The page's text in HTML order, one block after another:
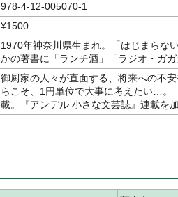
978-4-12-005070-1
¥1500
1970年神奈川県生まれ。「はじまらな
かの著書に「ランチ酒」「ラジオ・ガ
御厨家の人々が直面する、将来への不
らこそ、1円単位で大事に考えたい…。
載。『アンデル 小さな文芸誌』連載を